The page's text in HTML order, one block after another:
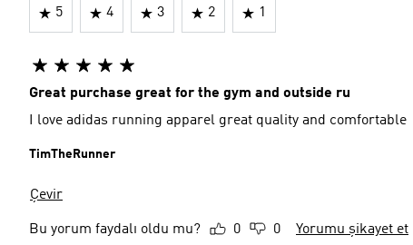
5 4 3 2 1
Great purchase great for the gym and outside ru
I love adidas running apparel great quality and comfortable
TimTheRunner
Çevir
Bu yorum faydalı oldu mu? 0 0 Yorumu şikayet et